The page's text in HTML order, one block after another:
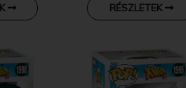
RÉSZLETEK